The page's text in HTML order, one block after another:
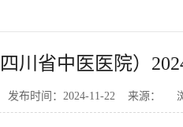
川省中医医院）
发布时间：2024-11-22 来源： 浏